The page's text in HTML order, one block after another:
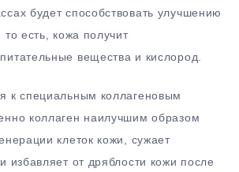
будет способствовать улучшению
есть, кожа получит
вещества и кислород.
к специальным коллагеновым
коллаген наилучшим образом
клеток кожи, сужает
избавляет от дряблости кожи после